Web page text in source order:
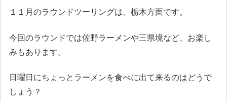
１１月のラウンドツーリングは、栃木方面です。
今回のラウンドでは佐野ラーメンや三県境など、お楽し
みもあります。
日曜日にちょっとラーメンを食べに出て来るのはどうで
しょう？